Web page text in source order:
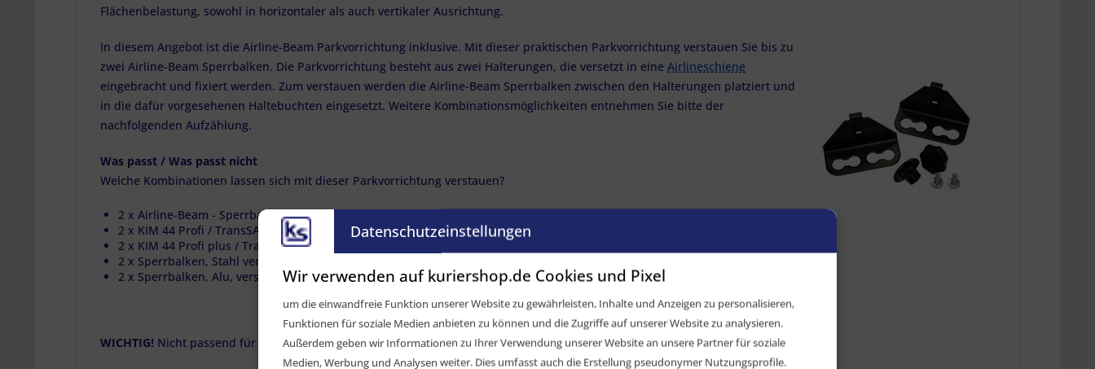
Flächenbelastung, sowohl in horizontaler als auch vertikaler Ausrichtung.
In diesem Angebot ist die Airline-Beam Parkvorrichtung inklusive. Mit dieser praktischen Parkvorrichtung verstauen Sie bis zu
zwei Airline-Beam Sperrbalken. Die Parkvorrichtung besteht aus zwei Halterungen, die versetzt in eine Airlineschiene
eingebracht und fixiert werden. Zum verstauen werden die Airline-Beam Sperrbalken zwischen den Halterungen platziert und
in die dafür vorgesehenen Haltebuchten eingesetzt. Weitere Kombinationsmöglichkeiten entnehmen Sie bitte der
nachfolgenden Aufzählung.
Was passt / Was passt nicht
Welche Kombinationen lassen sich mit dieser Parkvorrichtung verstauen?
2 x Airline-Beam - Sperrbalken fürAirlineschienen1500 - 2200 mm (LS-SP-10750) oder
2 x KIM 44 Profi / TransSAFE® Sperrbalken, Alu, verstellbar, alle Varianten (LS-SP-10810,-10812,-10814,-10816) oder
2 x KIM 44 Profi plus / TransSAFE® Sperrbalken, Alu, verstellbar, alle Varianten (LS-SP-10811,-10813,-10815,-10817) oder
2 x Sperrbalken, Stahl verzinkt, verstellbar ca. 1450-1910 mm, f. Airline-, Stäbchen- & Kombischiene (LS-SP-10921) oder
2 x Sperrbalken, Alu, verstellbar ca. 1430-1925 mm, f. Airline-, Stäbchen- & Kombischiene (LS-SP-10755)
WICHTIG! Nicht passend für KIM 44 Sperrbalken mit 24 mm Vollbolzen: LS-SP-10998, LS-SP-10999
Datenschutzeinstellungen
Wir verwenden auf kuriershop.de Cookies und Pixel
um die einwandfreie Funktion unserer Website zu gewährleisten, Inhalte und Anzeigen zu personalisieren,
Funktionen für soziale Medien anbieten zu können und die Zugriffe auf unserer Website zu analysieren.
Außerdem geben wir Informationen zu Ihrer Verwendung unserer Website an unsere Partner für soziale
Medien, Werbung und Analysen weiter. Dies umfasst auch die Erstellung pseudonymer Nutzungsprofile.